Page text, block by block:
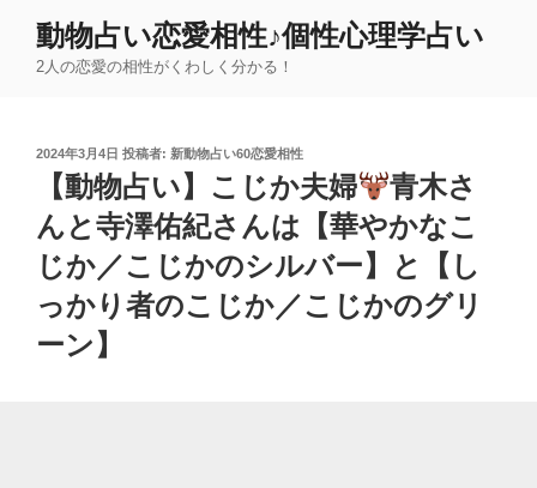
動物占い恋愛相性♪個性心理学占い
2人の恋愛の相性がくわしく分かる！
投
2024年3月4日 投稿者: 新動物占い60恋愛相性
【動物占い】こじか夫婦
青木さ
んと寺澤佑紀さんは【華やかなこ
じか／こじかのシルバー】と【し
っかり者のこじか／こじかのグリ
ーン】